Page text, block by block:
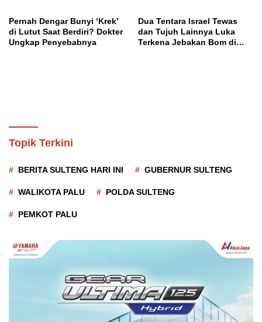
Pernah Dengar Bunyi ‘Krek’
di Lutut Saat Berdiri? Dokter
Ungkap Penyebabnya
Dua Tentara Israel Tewas
dan Tujuh Lainnya Luka
Terkena Jebakan Bom di
Topik Terkini
BERITA SULTENG HARI INI GUBERNUR SULTENG
WALIKOTA PALU POLDA SULTENG
PEMKOT PALU